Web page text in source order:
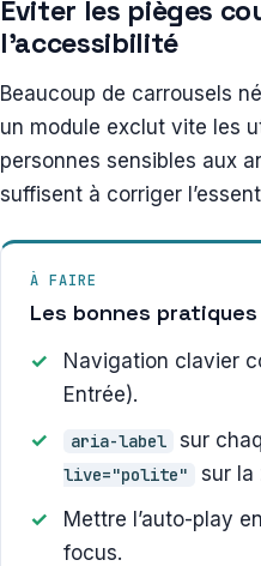
Éviter les pièges
l’accessibilité
Beaucoup de carrousels
un module exclut vite les
personnes sensibles aux
suffisent à corriger
À FAIRE
Les bonnes pratiques
Navigation clavier
Entrée).
aria-label sur
live="polite"
sur la
Mettre l’auto-play
focus.